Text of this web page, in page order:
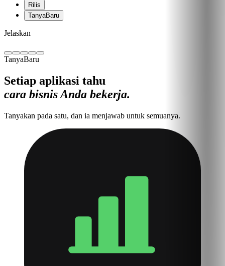
Rilis
TanyaBaru
Jelaskan
TanyaBaru
Setiap aplikasi tahu
cara bisnis Anda bekerja.
Tanyakan pada satu, dan ia menjawab untuk semuanya.